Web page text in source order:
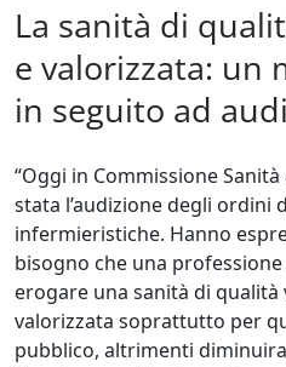
La sanità di
e valorizzata: un
in seguito ad
“Oggi in Commissione Sanità
stata l’audizione degli ordini
infermieristiche. Hanno
bisogno che una
erogare una sanità di qualità
valorizzata soprattutto per
pubblico, altrimenti